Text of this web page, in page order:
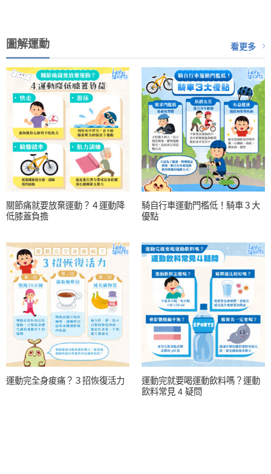
圖解運動 看更多
關節痛就要放棄運動？４運動降
低膝蓋負擔
騎自行車運動門檻低！騎車３大
優點
運動完全身痠痛？３招恢復活力
運動完就要喝運動飲料嗎？運動
飲料常見 4 疑問